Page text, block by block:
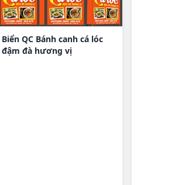
Biển QC Bánh canh cá lóc
đậm đà hương vị